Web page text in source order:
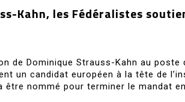
Kahn, les Fédéralistes
de Dominique Strauss-Kahn au poste
un candidat européen à la tête de
être nommé pour terminer le mandat